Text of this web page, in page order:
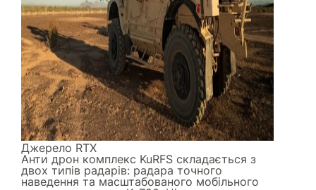
Джерело RTX
Анти дрон комплекс KuRFS складається з
двох типів радарів: радара точного
наведення та масштабованого мобільного